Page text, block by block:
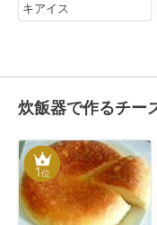
キアイス
炊飯器で作るチー
1位